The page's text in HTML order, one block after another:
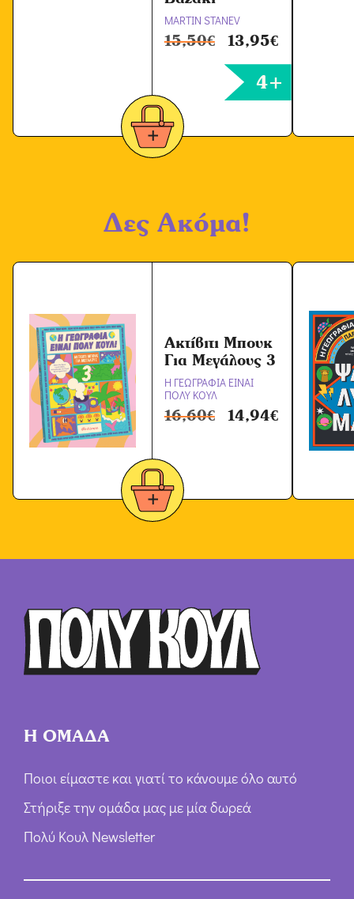
MARTIN STANEV
15,50€ 13,95€
4+
Δες Ακόμα!
Ακτίβιτι Μπουκ
Για Μεγάλους 3
Η ΓΕΩΓΡΑΦΙΑ ΕΙΝΑΙ
ΠΟΛΥ ΚΟΥΛ
16,60€ 14,94€
Η ΟΜΑΔΑ
Ποιοι είμαστε και γιατί το κάνουμε όλο αυτό
Στήριξε την ομάδα μας με μία δωρεά
Πολύ Κουλ Newsletter